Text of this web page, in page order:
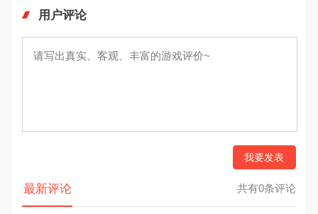
用户评论
我要发表
最新评论 共有0条评论